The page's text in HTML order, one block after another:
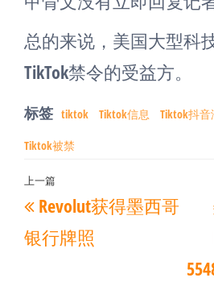
总的来说，美国大型科
TikTok禁令的受益方。
标签 tiktok Tiktok信息 Tiktok抖
Tiktok被禁
文
章
导
上
一
篇
上一篇
Revolut获得墨西哥
银行牌照